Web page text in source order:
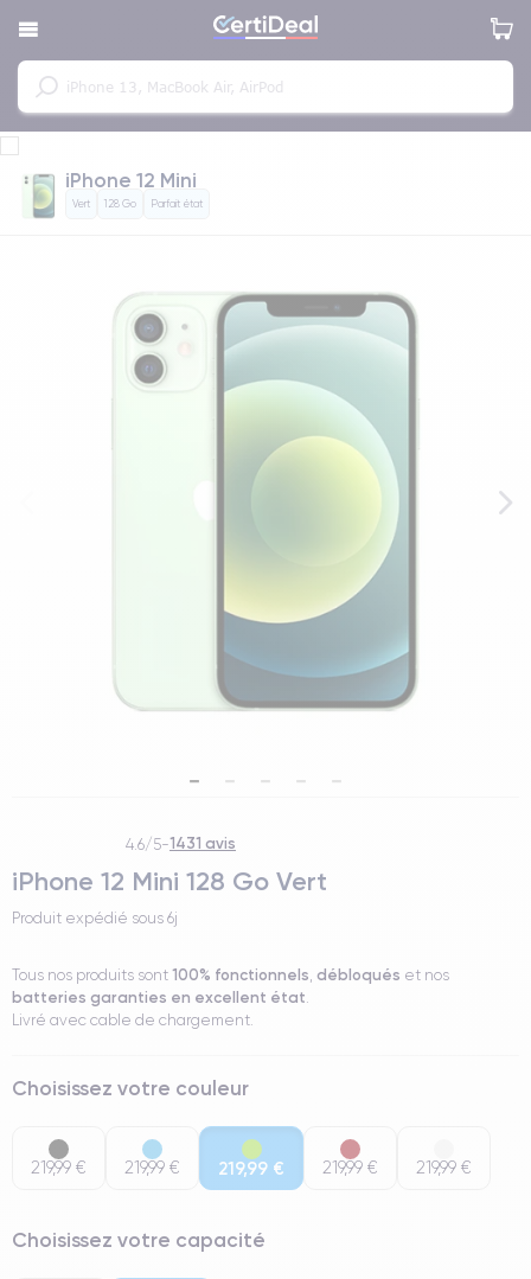
iPhone 12 Mini
Vert 128 Go Parfait état
4.6/5-1431 avis
iPhone 12 Mini 128 Go Vert
Produit expédié sous 6j
Tous nos produits sont 100% fonctionnels, débloqués et nos
batteries garanties en excellent état.
Livré avec cable de chargement.
Choisissez votre couleur
219,99 € 219,99 € 219,99 € 219,99 € 219,99 €
Choisissez votre capacité